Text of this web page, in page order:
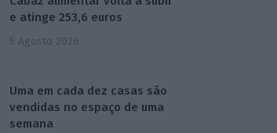
e atinge 253,6 euros
5 Agosto 2026
Uma em cada dez casas são
vendidas no espaço de uma
semana